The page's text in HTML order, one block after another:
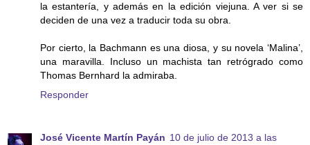
la estantería, y además en la edición viejuna. A ver si se
deciden de una vez a traducir toda su obra.
Por cierto, la Bachmann es una diosa, y su novela ‘Malina’,
una maravilla. Incluso un machista tan retrógrado como
Thomas Bernhard la admiraba.
Responder
José Vicente Martín Payán 10 de julio de 2013 a las